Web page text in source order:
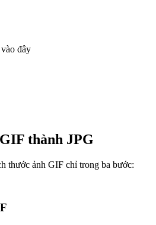
đây
thành JPG
thước ảnh GIF chỉ trong ba bước: